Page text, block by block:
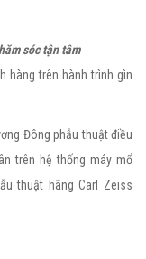
sóc tận tâm
hàng trên hành trình gìn
Đông phẫu thuật điều
trên hệ thống máy mổ
thuật hãng Carl Zeiss